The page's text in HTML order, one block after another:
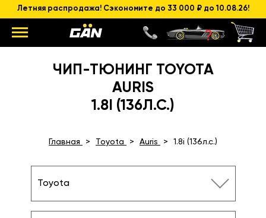
Летняя распродажа! Сэкономите до 33 000 ₽ до 10.08.26!
ЧИП-ТЮНИНГ TOYOTA
AURIS
1.8I (136Л.С.)
Главная Toyota Auris 1.8i (136л.с.)
Toyota